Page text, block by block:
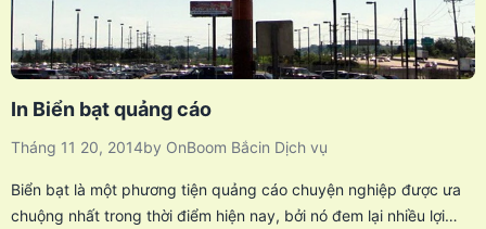
In Biển bạt quảng cáo
Tháng 11 20, 2014by OnBoom Bắcin Dịch vụ
Biển bạt là một phương tiện quảng cáo chuyện nghiệp được ưa
chuộng nhất trong thời điểm hiện nay, bởi nó đem lại nhiều lợi…